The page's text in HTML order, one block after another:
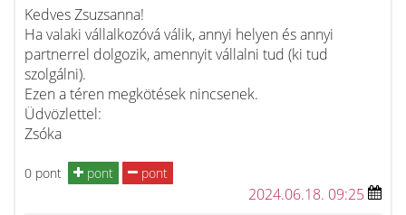
Kedves Zsuzsanna!
Ha valaki vállalkozóvá válik, annyi helyen és annyi
partnerrel dolgozik, amennyit vállalni tud (ki tud
szolgálni).
Ezen a téren megkötések nincsenek.
Üdvözlettel:
Zsóka
0 pont pont pont
2024.06.18. 09:25